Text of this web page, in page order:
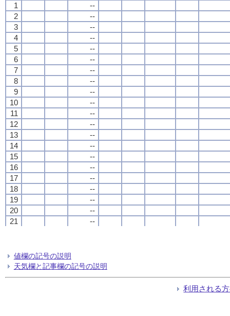
1
--
2
--
3
--
4
--
5
--
6
--
7
--
8
--
9
--
10
--
11
--
12
--
13
--
14
--
15
--
16
--
17
--
18
--
19
--
20
--
21
--
24
1
--
2
--
3
--
4
--
5
--
6
--
7
--
8
--
9
--
10
--
11
--
12
--
13
--
14
--
15
--
16
--
17
--
18
--
19
--
20
--
21
--
24
1
--
2
--
3
--
4
--
5
--
6
--
7
--
8
--
9
--
10
--
11
--
12
--
13
--
14
--
15
--
16
--
17
--
18
--
19
--
20
--
21
--
24
1
--
2
--
3
--
4
--
5
--
6
--
7
--
8
--
9
--
10
--
11
--
12
--
13
--
14
--
15
--
16
--
17
--
18
--
19
--
20
--
21
--
24
値欄の記号の説明
天気欄と記事欄の記号の説明
利用される